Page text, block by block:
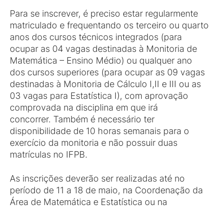
Para se inscrever, é preciso estar regularmente
matriculado e frequentando os terceiro ou quarto
anos dos cursos técnicos integrados (para
ocupar as 04 vagas destinadas à Monitoria de
Matemática – Ensino Médio) ou qualquer ano
dos cursos superiores (para ocupar as 09 vagas
destinadas à Monitoria de Cálculo I,II e III ou as
03 vagas para Estatística I), com aprovação
comprovada na disciplina em que irá
concorrer. Também é necessário ter
disponibilidade de 10 horas semanais para o
exercício da monitoria e não possuir duas
matrículas no IFPB.
As inscrições deverão ser realizadas até no
período de 11 a 18 de maio, na Coordenação da
Área de Matemática e Estatística ou na